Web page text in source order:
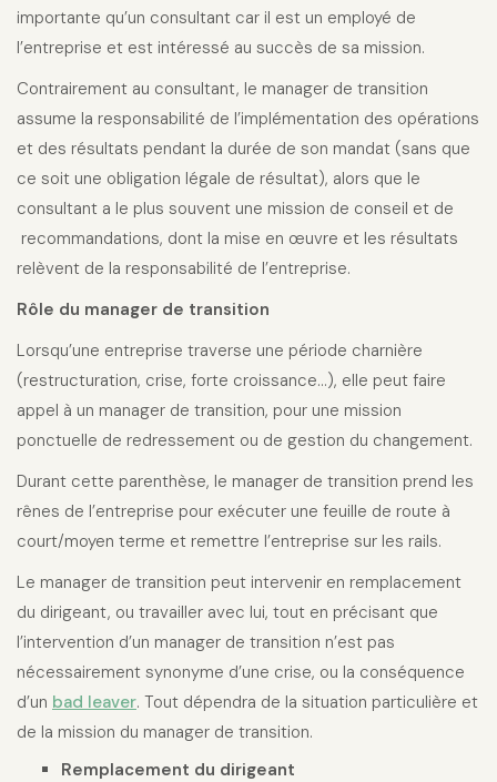
importante qu’un consultant car il est un employé de
l’entreprise et est intéressé au succès de sa mission.
Contrairement au consultant, le manager de transition
assume la responsabilité de l’implémentation des opérations
et des résultats pendant la durée de son mandat (sans que
ce soit une obligation légale de résultat), alors que le
consultant a le plus souvent une mission de conseil et de
recommandations, dont la mise en œuvre et les résultats
relèvent de la responsabilité de l’entreprise.
Rôle du manager de transition
Lorsqu’une entreprise traverse une période charnière
(restructuration, crise, forte croissance…), elle peut faire
appel à un manager de transition, pour une mission
ponctuelle de redressement ou de gestion du changement.
Durant cette parenthèse, le manager de transition prend les
rênes de l’entreprise pour exécuter une feuille de route à
court/moyen terme et remettre l’entreprise sur les rails.
Le manager de transition peut intervenir en remplacement
du dirigeant, ou travailler avec lui, tout en précisant que
l’intervention d’un manager de transition n’est pas
nécessairement synonyme d’une crise, ou la conséquence
d’un bad leaver. Tout dépendra de la situation particulière et
de la mission du manager de transition.
Remplacement du dirigeant